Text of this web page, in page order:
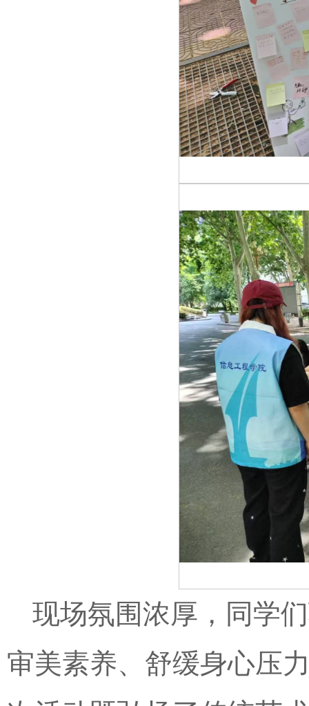
现场氛围浓厚，同学
审美素养、舒缓身心压